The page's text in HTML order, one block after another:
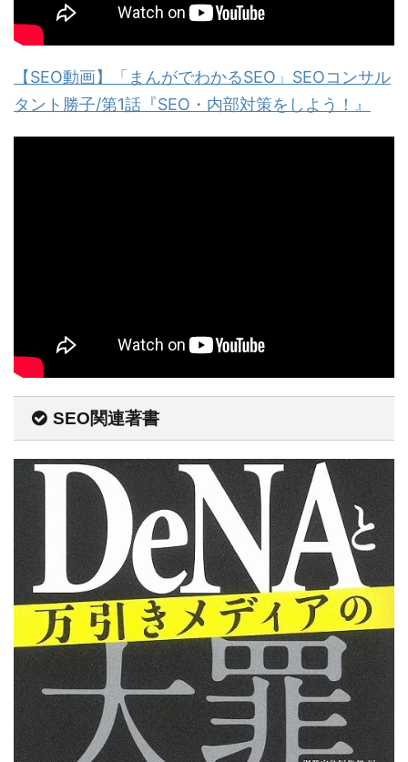
【SEO動画】「まんがでわかるSEO」SEOコンサル
タント勝子/第1話『SEO・内部対策をしよう！』
SEO関連著書